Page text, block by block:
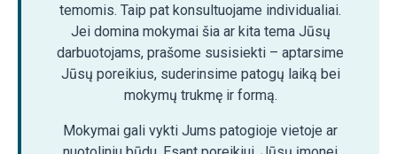
temomis. Taip pat konsultuojame individualiai.
Jei domina mokymai šia ar kita tema Jūsų
darbuotojams, prašome susisiekti – aptarsime
Jūsų poreikius, suderinsime patogų laiką bei
mokymų trukmę ir formą.
Mokymai gali vykti Jums patogioje vietoje ar